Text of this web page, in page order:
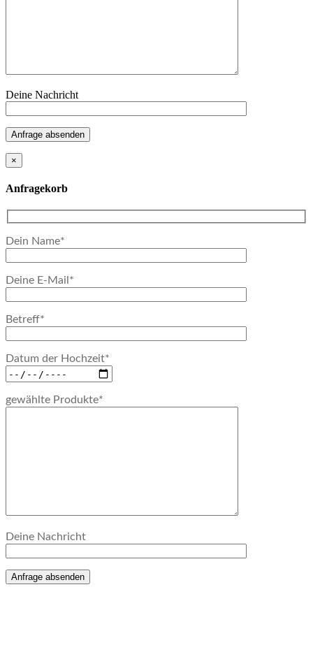
Deine Nachricht
Anfrage absenden
×
Anfragekorb
Dein Name*
Deine E-Mail*
Betreff*
Datum der Hochzeit*
gewählte Produkte*
Deine Nachricht
Anfrage absenden